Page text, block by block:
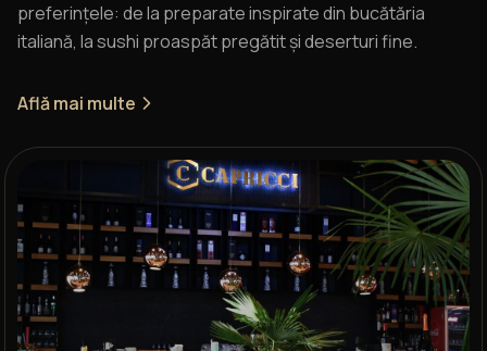
preferințele: de la preparate inspirate din bucătăria
italiană, la sushi proaspăt pregătit și deserturi fine.
Află mai multe